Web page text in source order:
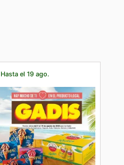
Hasta el 19 ago.